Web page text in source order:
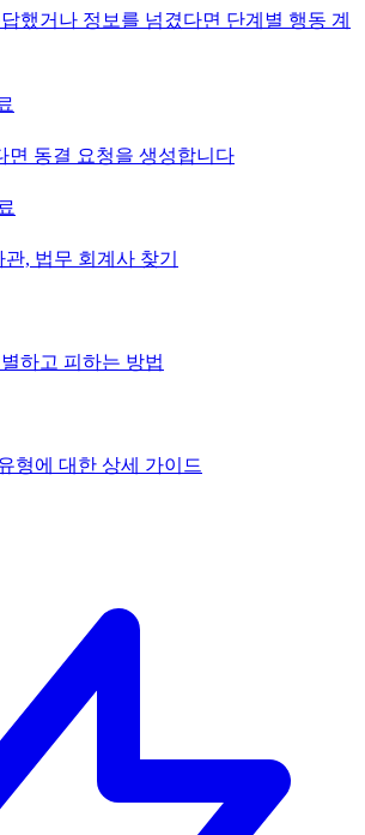
했거나 정보를 넘겼다면 단계별 행동 계
면 동결 요청을 생성합니다
, 법무 회계사 찾기
하고 피하는 방법
형에 대한 상세 가이드